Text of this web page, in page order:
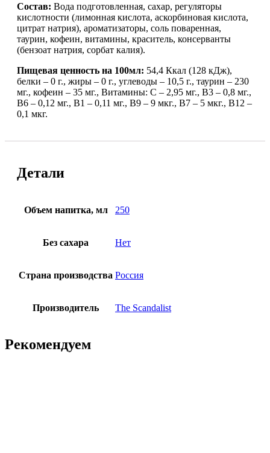
Состав: Вода подготовленная, сахар, регуляторы
кислотности (лимонная кислота, аскорбиновая кислота,
цитрат натрия), ароматизаторы, соль поваренная,
таурин, кофеин, витамины, краситель, консерванты
(бензоат натрия, сорбат калия).
Пищевая ценность на 100мл: 54,4 Ккал (128 кДж),
белки – 0 г., жиры – 0 г., углеводы – 10,5 г., таурин – 230
мг., кофеин – 35 мг., Витамины: С – 2,95 мг., B3 – 0,8 мг.,
B6 – 0,12 мг., B1 – 0,11 мг., B9 – 9 мкг., B7 – 5 мкг., B12 –
0,1 мкг.
Детали
Объем напитка, мл 250
Без сахара Нет
Страна производства Россия
Производитель The Scandalist
Рекомендуем